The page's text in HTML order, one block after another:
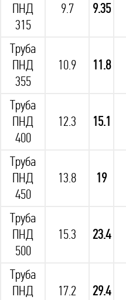
ПНД
315
9.7 9.35
Труба
ПНД
355
10.9 11.8
Труба
ПНД
400
12.3 15.1
Труба
ПНД
450
13.8 19
Труба
ПНД
500
15.3 23.4
Труба
ПНД
17.2 29.4